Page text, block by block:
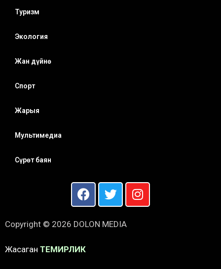
Туризм
Экология
Жан дүйнө
Спорт
Жарыя
Мультимедиа
Сүрөт баян
Copyright © 2026 DOLON MEDIA
Жасаган ТЕМИРЛИК